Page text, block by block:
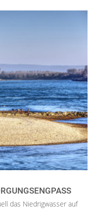
das Niedrigwasser auf